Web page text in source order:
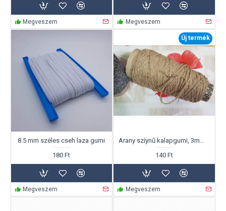
Megveszem Megveszem
8.5 mm széles cseh laza gumi
180 Ft
Megveszem
Új termék
Arany szíynű kalapgumi, 3mm széles Ft/m
140 Ft
Megveszem